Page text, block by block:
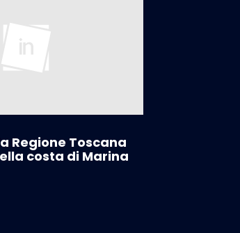
Regione Toscana
costa di Marina